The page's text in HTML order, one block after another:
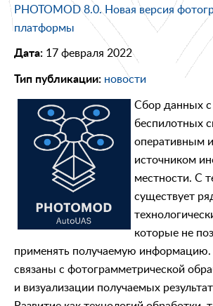
PHOTOMOD 8.0. Новая версия
платформы
Дата: 17 февраля 2022
Тип публикации: новости
Сбор данных
беспилотных
оперативным
источником
местности. С
существует
которые не
применять получаемую
связаны с фотограмметрической
и визуализации получаемых